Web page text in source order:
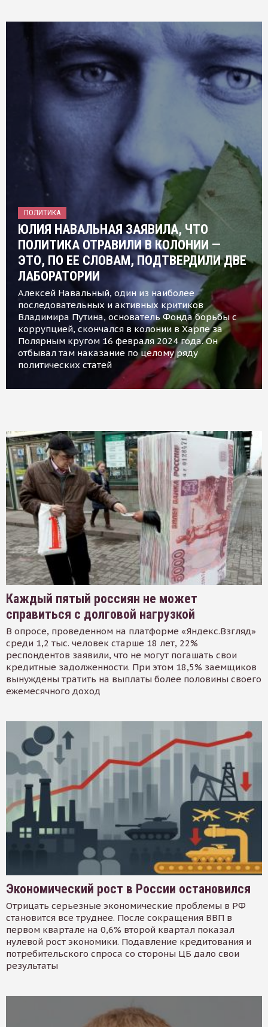
ПОЛИТИКА
ЮЛИЯ НАВАЛЬНАЯ ЗАЯВИЛА, ЧТО
ПОЛИТИКА ОТРАВИЛИ В КОЛОНИИ —
ЭТО, ПО ЕЕ СЛОВАМ, ПОДТВЕРДИЛИ ДВЕ
ЛАБОРАТОРИИ
Алексей Навальный, один из наиболее
последовательных и активных критиков
Владимира Путина, основатель Фонда борьбы с
коррупцией, скончался в колонии в Харпе за
Полярным кругом 16 февраля 2024 года. Он
отбывал там наказание по целому ряду
политических статей
Каждый пятый россиян не может
справиться с долговой нагрузкой
В опросе, проведенном на платформе «Яндекс.Взгляд»
среди 1,2 тыс. человек старше 18 лет, 22%
респондентов заявили, что не могут погашать свои
кредитные задолженности. При этом 18,5% заемщиков
вынуждены тратить на выплаты более половины своего
ежемесячного доход
Экономический рост в России остановился
Отрицать серьезные экономические проблемы в РФ
становится все труднее. После сокращения ВВП в
первом квартале на 0,6% второй квартал показал
нулевой рост экономики. Подавление кредитования и
потребительского спроса со стороны ЦБ дало свои
результаты